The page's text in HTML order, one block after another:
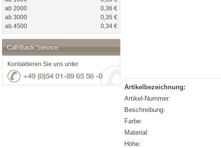
ab 2000
0,36 €
ab 3000
0,35 €
ab 4500
0,34 €
Call-Back Service
Kontaktieren Sie uns unter
Artikelbezeichnung:
Artikel-Nummer:
Beschreibung:
Farbe:
Material:
Höhe: